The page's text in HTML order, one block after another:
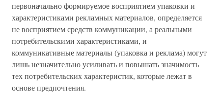
первоначально формируемое восприятием упаковки и
характеристиками рекламных материалов, определяется
не восприятием средств коммуникации, а реальными
потребительскими характеристиками, и
коммуникативные материалы (упаковка и реклама) могут
лишь незначительно усиливать и повышать значимость
тех потребительских характеристик, которые лежат в
основе предпочтения.